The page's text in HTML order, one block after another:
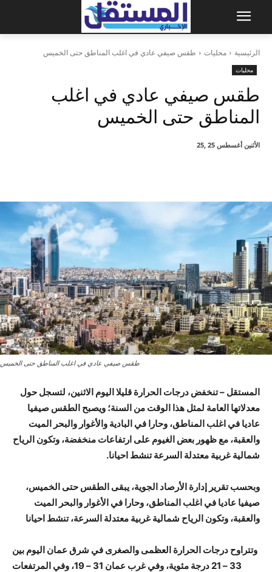
الرئيسية محليات طقس صيفي عادي في اغلب المناطق حتى الخميس
محليات
طقس صيفي عادي في اغلب
المناطق حتى الخميس
الأثنين أغسطس 25 ,25
طقس صيفي عادي في اغلب المناطق حتى الخميس
المستقل – تنخفض درجات الحرارة قليلا اليوم الاثنين، لتسجل حول
معدلاتها العامة لمثل هذا الوقت من السنة؛ ويصبح الطقس صيفيا
عاديا في اغلب المناطق، وحارا في البادية والأغوار والبحر الميت
والعقبة، مع ظهور بعض الغيوم على ارتفاعات منخفضة، وتكون الرياح
شمالية غربية معتدلة السرعة تنشط احيانا.
وبحسب تقرير إدارة الأرصاد الجوية، يبقى الطقس حتى الخميس،
صيفيا عاديا في اغلب المناطق، وحارا في الأغوار والبحر الميت
والعقبة، وتكون الرياح شمالية غربية معتدلة السرعة، تنشط احيانا
وتتراوح درجات الحرارة العظمى والصغرى في شرق عمان اليوم بين
33 – 21 درجة مئوية، وفي غرب عمان 31 – 19، وفي المرتفعات